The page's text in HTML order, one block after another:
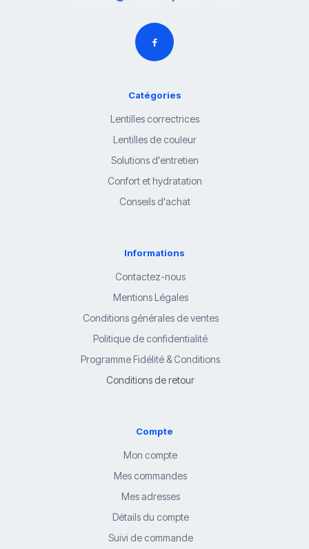
Catégories
Lentilles correctrices
Lentilles de couleur
Solutions d'entretien
Confort et hydratation
Conseils d'achat
Informations
Contactez-nous
Mentions Légales
Conditions générales de ventes
Politique de confidentialité
Programme Fidélité & Conditions
Conditions de retour
Compte
Mon compte
Mes commandes
Mes adresses
Détails du compte
Suivi de commande